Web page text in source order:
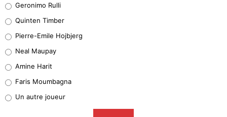
32%
5%
1%
9%
Geronimo Rulli
Quinten Timber
Pierre-Emile Hojbjerg
Neal Maupay
Amine Harit
Faris Moumbagna
Un autre joueur